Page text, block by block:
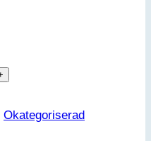
Okategoriserad